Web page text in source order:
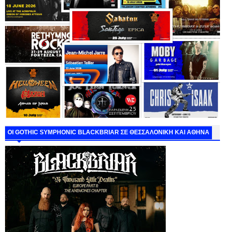
ΟΙ GOTHIC SYMPHONIC BLACKBRIAR ΣΕ ΘΕΣΣΑΛΟΝΙΚΗ ΚΑΙ ΑΘΗΝΑ